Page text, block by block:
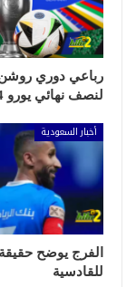
رباعي دوري روشن
لنصف نهائي يورو 2024
أخبار السعودية
الفرج يوضح حقيقة
للقادسية